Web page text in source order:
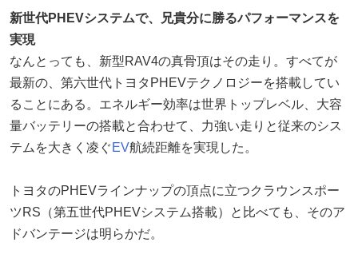
新世代PHEVシステムで、兄貴分に勝るパフォーマンスを
実現
なんとっても、新型RAV4の真骨頂はその走り。すべてが
最新の、第六世代トヨタPHEVテクノロジーを搭載してい
ることにある。エネルギー効率は世界トップレベル、大容
量バッテリーの搭載と合わせて、力強い走りと従来のシス
テムを大きく凌ぐEV航続距離を実現した。
トヨタのPHEVラインナップの頂点に立つクラウンスポー
ツRS（第五世代PHEVシステム搭載）と比べても、そのア
ドバンテージは明らかだ。